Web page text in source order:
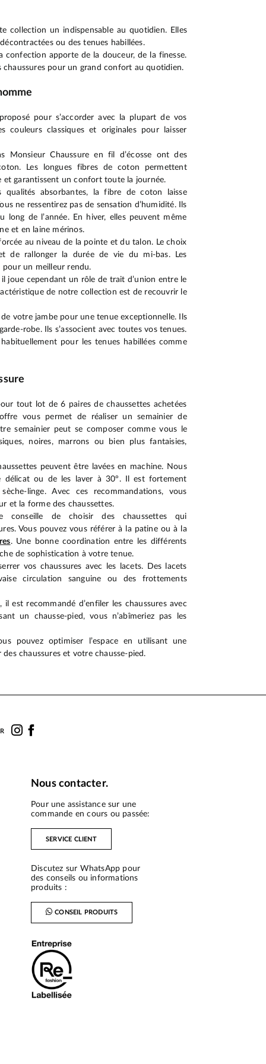
collection un indispensable au quotidien. Elles
ou des tenues habillées.
confection apporte de la douceur, de la finesse.
chaussures pour un grand confort au quotidien.
pour s’accorder avec la plupart de vos
couleurs classiques et originales pour laisser
Monsieur Chaussure en fil d’écosse ont des
Les longues fibres de coton permettent
et garantissent un confort toute la journée.
qualités absorbantes, la fibre de coton laisse
ne ressentirez pas de sensation d’humidité. Ils
de l’année. En hiver, elles peuvent même
et en laine mérinos.
au niveau de la pointe et du talon. Le choix
de rallonger la durée de vie du mi-bas. Les
pour un meilleur rendu.
joue cependant un rôle de trait d’union entre le
de notre collection est de recouvrir le
votre jambe pour une tenue exceptionnelle. Ils
robe. Ils s’associent avec toutes vos tenues.
pour les tenues habillées comme
tout lot de 6 paires de chaussettes achetées
vous permet de réaliser un semainier de
semainier peut se composer comme vous le
noires, marrons ou bien plus fantaisies,
peuvent être lavées en machine. Nous
délicat ou de les laver à 30°. Il est fortement
linge. Avec ces recommandations, vous
et la forme des chaussettes.
conseille de choisir des chaussettes qui
Vous pouvez vous référer à la patine ou à la
. Une bonne coordination entre les différents
de sophistication à votre tenue.
vos chaussures avec les lacets. Des lacets
circulation sanguine ou des frottements
il est recommandé d’enfiler les chaussures avec
un chausse-pied, vous n’abîmeriez pas les
pouvez optimiser l’espace en utilisant une
chaussures et votre chausse-pied.
Nous contacter.
Pour une assistance sur une
commande en cours ou passée:
SERVICE CLIENT
Discutez sur WhatsApp pour
des conseils ou informations
produits :
CONSEIL PRODUITS